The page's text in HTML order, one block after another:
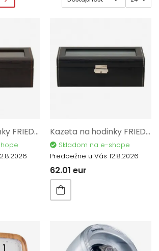
Kazeta na hodinky FRIEDRICH LEDERWAREN Bond 20086-3 Kazeta na hodinky FRIEDRICH LEDERWAREN Bond 20086-2
Skladom na e-shope
Predbežne u Vás 12.8.2026
62.01 eur